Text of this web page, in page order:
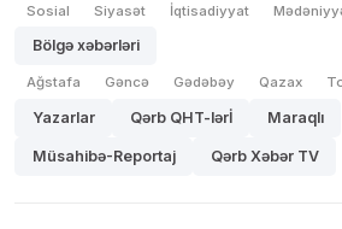
Sosial Siyasət İqtisadiyyat
Bölgə xəbərləri
Ağstafa Gəncə Gədəbəy Qazax
Yazarlar Qərb QHT-lərİ Maraqlı
Müsahibə-Reportaj Qərb Xəbər TV